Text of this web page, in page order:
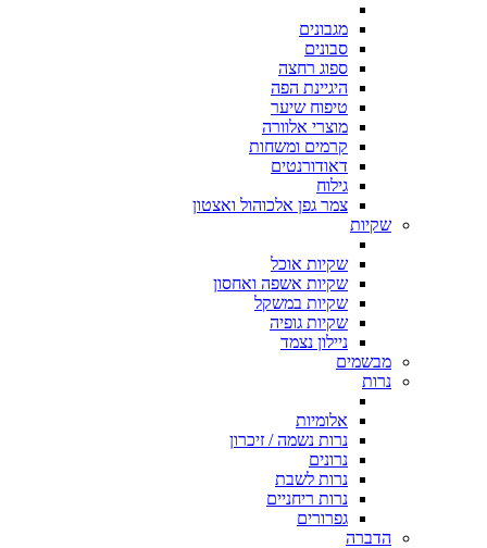
מגבונים
סבונים
ספוג רחצה
היגיינת הפה
טיפוח שיער
מוצרי אלוורה
קרמים ומשחות
דאודורנטים
גילוח
צמר גפן אלכוהול ואצטון
שקיות
שקיות אוכל
שקיות אשפה ואחסון
שקיות במשקל
שקיות גופיה
ניילון נצמד
מבשמים
נרות
אלומיות
נרות נשמה / זיכרון
נרונים
נרות לשבת
נרות ריחניים
גפרורים
הדברה